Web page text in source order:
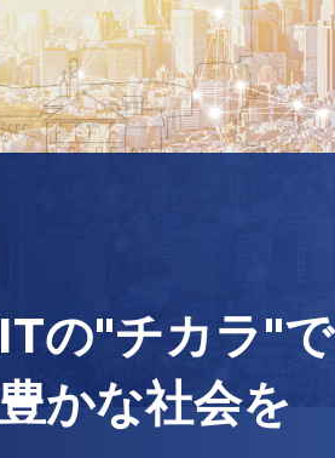
ITの"チカラ"で
豊かな社会を